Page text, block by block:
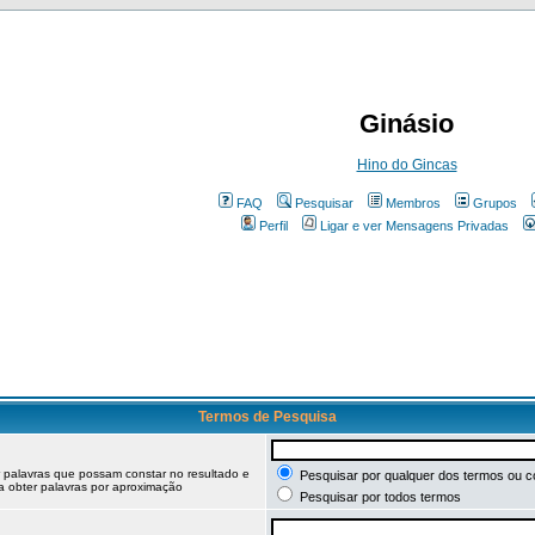
Ginásio
Hino do Gincas
FAQ Pesquisar Membros
Grupos
Perfil
Ligar e ver Mensagens Privadas
Termos de Pesquisa
que possam constar no resultado e
obter palavras por aproximação
Pesquisar por qualquer dos termos ou
Pesquisar por todos termos